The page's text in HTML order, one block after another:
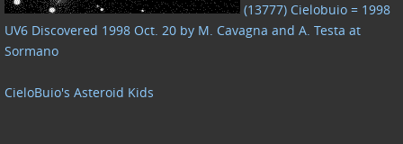
(13777) Cielobuio = 1998
UV6 Discovered 1998 Oct. 20 by M. Cavagna and A. Testa at
Sormano
CieloBuio's Asteroid Kids